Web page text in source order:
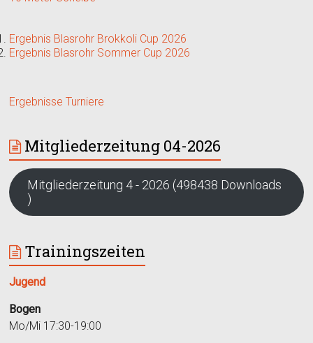
Ergebnis Blasrohr Brokkoli Cup 2026
Ergebnis Blasrohr Sommer Cup 2026
Ergebnisse Turniere
Mitgliederzeitung 04-2026
Mitgliederzeitung 4 - 2026 (498438 Downloads
)
Trainingszeiten
Jugend
Bogen
Mo/Mi 17:30-19:00